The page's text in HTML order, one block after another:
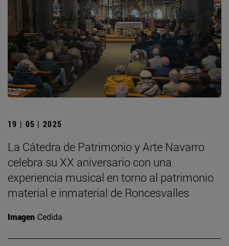
19 | 05 | 2025
La Cátedra de Patrimonio y Arte Navarro
celebra su XX aniversario con una
experiencia musical en torno al patrimonio
material e inmaterial de Roncesvalles
Imagen Cedida